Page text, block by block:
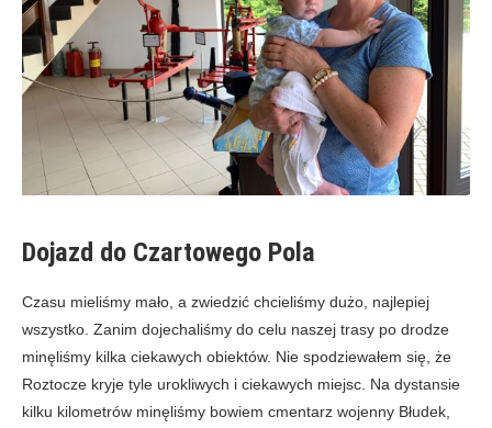
Dojazd do Czartowego Pola
Czasu mieliśmy mało, a zwiedzić chcieliśmy dużo, najlepiej
wszystko. Zanim dojechaliśmy do celu naszej trasy po drodze
minęliśmy kilka ciekawych obiektów. Nie spodziewałem się, że
Roztocze kryje tyle urokliwych i ciekawych miejsc. Na dystansie
kilku kilometrów minęliśmy bowiem cmentarz wojenny Błudek,